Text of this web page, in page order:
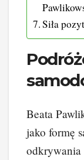
Siła
Beata
jako formę
odkrywania